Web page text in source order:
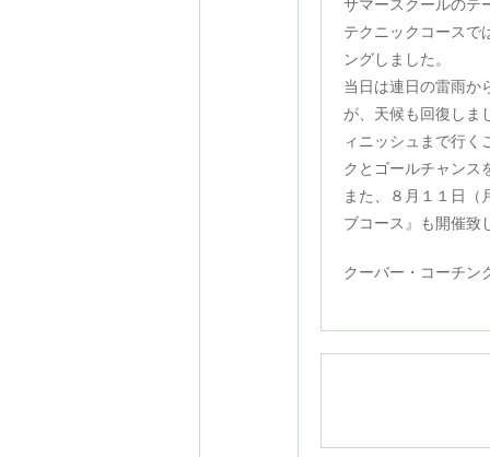
サマースクールのテ
テクニックコースで
ングしました。
当日は連日の雷雨か
が、天候も回復しま
ィニッシュまで行く
クとゴールチャンス
また、８月１１日（
ブコース』も開催致
クーバー・コーチ